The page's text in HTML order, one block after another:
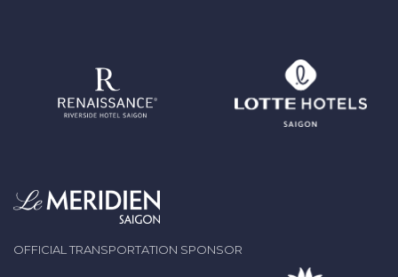
OFFICIAL TRANSPORTATION SPONSOR